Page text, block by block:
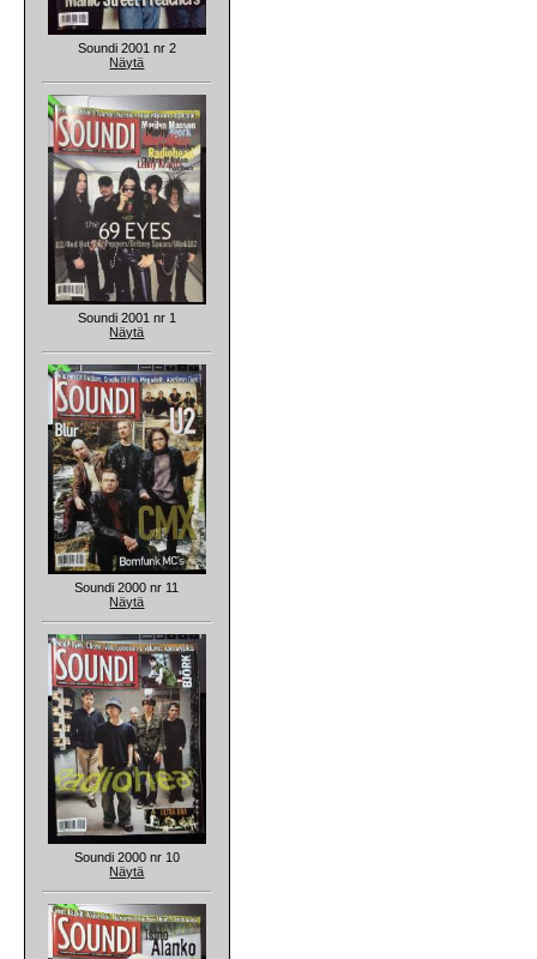
Soundi 2001 nr 2
Näytä
Soundi 2001 nr 1
Näytä
Soundi 2000 nr 11
Näytä
Soundi 2000 nr 10
Näytä